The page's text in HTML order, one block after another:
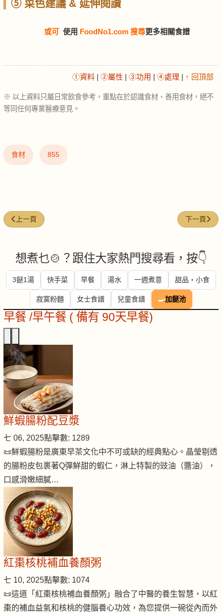
⑤ 菜色建議 & 延伸閱讀
或可 使用 FoodNo1.com 搜尋更多相關食譜
①資料 | ②屬性 | ③功用 | ④處理 | ↑ 回頂部
※ 以上資料只屬日常飲食參考，重點在於認識食材、善用食材，絕不
等同任何專業醫療意見。
食材 855
上一篇文章: 免治豬肉 (Ground pork)
上一頁 下一篇文
下一頁
想煮乜🍲？跟住大家熱門搜尋看，按👇
3餸1湯 快手菜 早餐 湯水 一週煮意 甜品・小食
寂寞粉麵 女士食譜 兒童食譜 🍳加餸池
早餐 /早午餐 ( 備有 90天早餐)
鮮蝦腸粉配豆漿
七 06, 2025點擊數: 1289
📜鮮蝦腸粉是廣東早茶文化中不可或缺的經典點心。晶瑩剔透
的腸粉皮包裹著Q彈鮮甜的蝦仁，淋上特製的豉油（醬油），
口感滑嫩細膩…
紅棗核桃補血養顏粥
七 10, 2025點擊數: 1074
📜這道「紅棗核桃補血養顏粥」融合了中醫的養生智慧，以紅
棗的補血益氣和核桃的健腦養心功效，為您提供一碗從內而外